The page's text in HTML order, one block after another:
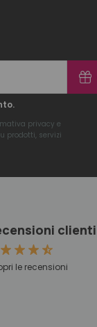
privacy e
prodotti, servizi
clienti
le recensioni